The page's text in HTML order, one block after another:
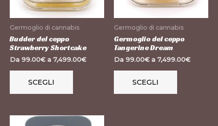
Germoglio di cannabis
Budder del ceppo
Strawberry Shortcake
Da 99.00€a 7,499.00€
SCEGLI
opzioni
scelte
nella
Germoglio di cannabis
Germoglio del ceppo
Tangerine Dream
Da 99.00€a 7,499.00€
SCEGLI
opzioni
nella
Questo